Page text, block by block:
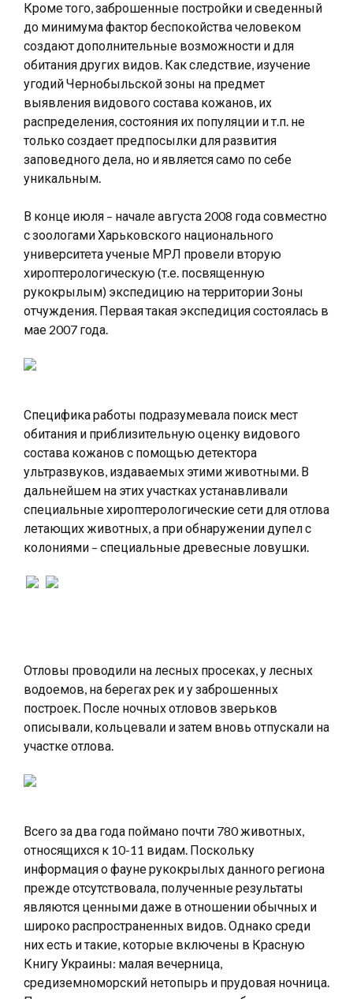
Кроме того, заброшенные постройки и сведенный
до минимума фактор беспокойства человеком
создают дополнительные возможности и для
обитания других видов. Как следствие, изучение
угодий Чернобыльской зоны на предмет
выявления видового состава кожанов, их
распределения, состояния их популяции и т.п. не
только создает предпосылки для развития
заповедного дела, но и является само по себе
уникальным.
В конце июля – начале августа 2008 года совместно
с зоологами Харьковского национального
университета ученые МРЛ провели вторую
хироптерологическую (т.е. посвященную
рукокрылым) экспедицию на территории Зоны
отчуждения. Первая такая экспедиция состоялась в
мае 2007 года.
Специфика работы подразумевала поиск мест
обитания и приблизительную оценку видового
состава кожанов с помощью детектора
ультразвуков, издаваемых этими животными. В
дальнейшем на этих участках устанавливали
специальные хироптерологические сети для отлова
летающих животных, а при обнаружении дупел с
колониями – специальные древесные ловушки.
Отловы проводили на лесных просеках, у лесных
водоемов, на берегах рек и у заброшенных
построек. После ночных отловов зверьков
описывали, кольцевали и затем вновь отпускали на
участке отлова.
Всего за два года поймано почти 780 животных,
относящихся к 10-11 видам. Поскольку
информация о фауне рукокрылых данного региона
прежде отсутствовала, полученные результаты
являются ценными даже в отношении обычных и
широко распространенных видов. Однако среди
них есть и такие, которые включены в Красную
Книгу Украины: малая вечерница,
средиземноморский нетопырь и прудовая ночница.